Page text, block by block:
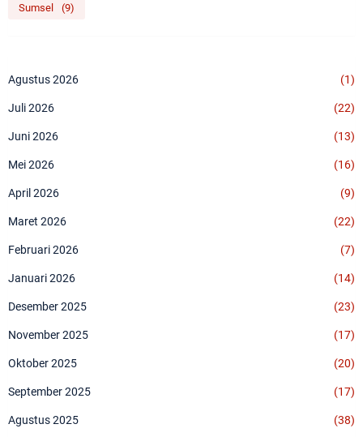
Sumsel (9)
Agustus 2026 (1)
Juli 2026 (22)
Juni 2026 (13)
Mei 2026 (16)
April 2026 (9)
Maret 2026 (22)
Februari 2026 (7)
Januari 2026 (14)
Desember 2025 (23)
November 2025 (17)
Oktober 2025 (20)
September 2025 (17)
Agustus 2025 (38)